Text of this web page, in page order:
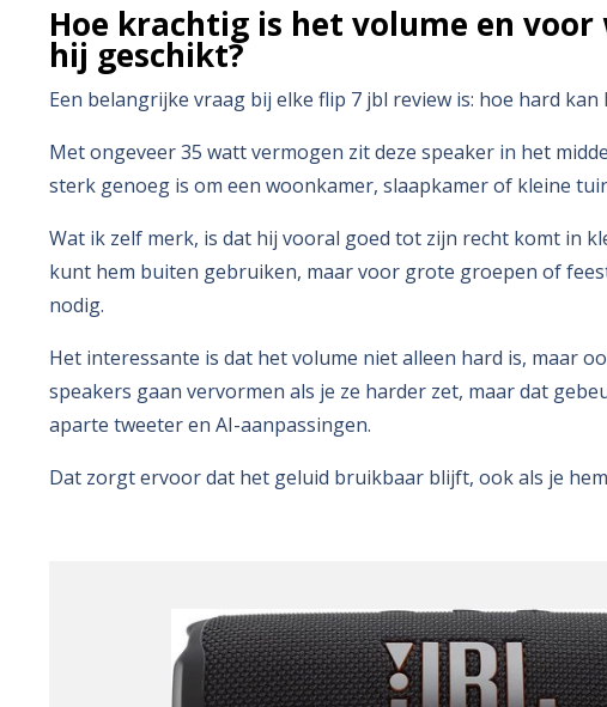
Hoe krachtig is het volume en
hij geschikt?
Een belangrijke vraag bij elke flip 7 jbl review is: hoe hard kan
Met ongeveer 35 watt vermogen zit deze speaker in het
sterk genoeg is om een woonkamer, slaapkamer of kleine
Wat ik zelf merk, is dat hij vooral goed tot zijn recht komt in
kunt hem buiten gebruiken, maar voor grote groepen of
nodig.
Het interessante is dat het volume niet alleen hard is, maar
speakers gaan vervormen als je ze harder zet, maar dat
aparte tweeter en AI-aanpassingen.
Dat zorgt ervoor dat het geluid bruikbaar blijft, ook als je